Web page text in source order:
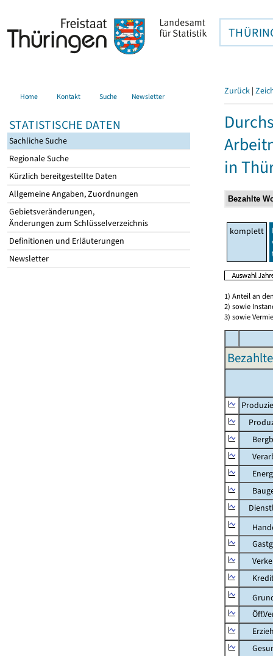
Home Kontakt Suche Newsletter
STATISTISCHE DATEN
Sachliche Suche
Regionale Suche
Kürzlich bereitgestellte Daten
Allgemeine Angaben, Zuordnungen
Gebietsveränderungen,
Änderungen zum Schlüsselverzeichnis
Definitionen und Erläuterungen
Newsletter
Zurück |
in
komplett
1) Anteil an
2) sowie
3) sowie